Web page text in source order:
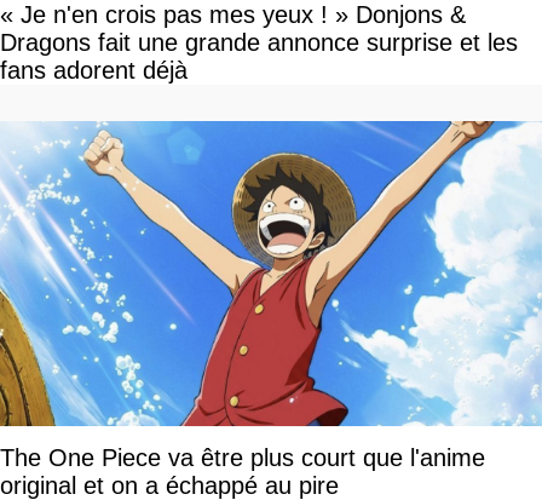
« Je n'en crois pas mes yeux ! » Donjons &
Dragons fait une grande annonce surprise et les
fans adorent déjà
The One Piece va être plus court que l'anime
original et on a échappé au pire